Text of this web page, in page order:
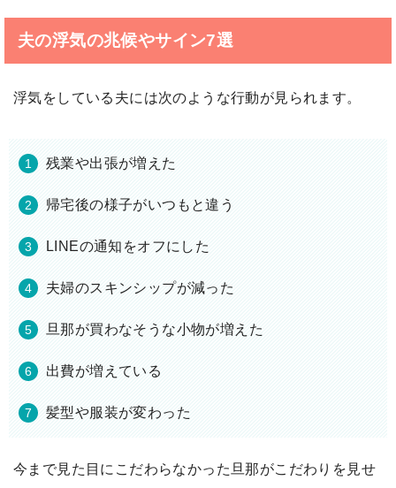
夫の浮気の兆候やサイン7選
浮気をしている夫には次のような行動が見られます。
残業や出張が増えた
帰宅後の様子がいつもと違う
LINEの通知をオフにした
夫婦のスキンシップが減った
旦那が買わなそうな小物が増えた
出費が増えている
髪型や服装が変わった
今まで見た目にこだわらなかった旦那がこだわりを見せ